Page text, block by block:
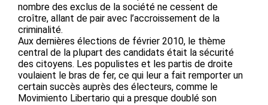
nombre des exclus de la société ne cessent de
croître, allant de pair avec l’accroissement de la
criminalité.
Aux dernières élections de février 2010, le thème
central de la plupart des candidats était la sécurité
des citoyens. Les populistes et les partis de droite
voulaient le bras de fer, ce qui leur a fait remporter un
certain succès auprès des électeurs, comme le
Movimiento Libertario qui a presque doublé son